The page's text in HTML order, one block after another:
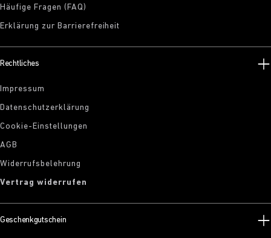
Häufige Fragen (FAQ)
Erklärung zur Barrierefreiheit
Rechtliches
Impressum
Datenschutzerklärung
Cookie-Einstellungen
AGB
Widerrufsbelehrung
Vertrag widerrufen
Geschenkgutschein